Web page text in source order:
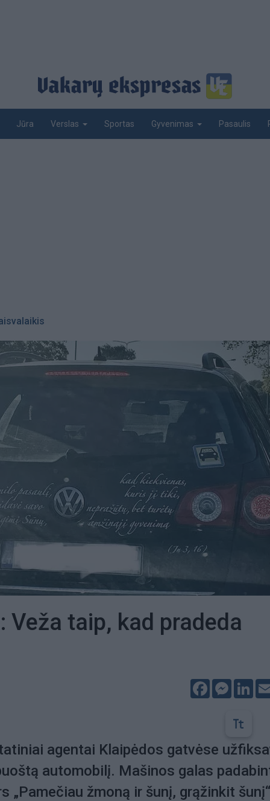
Jūra Verslas Sportas Gyvenimas Pasaulis
Veža taip, kad pradeda
Facebook
agentai Klaipėdos gatvėse
automobilį. Mašinos galas
„Pamečiau žmoną ir šunį, grąžinkit šunį“